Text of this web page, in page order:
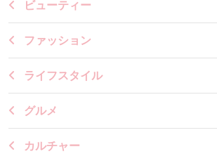
ビューティー
ファッション
ライフスタイル
グルメ
カルチャー